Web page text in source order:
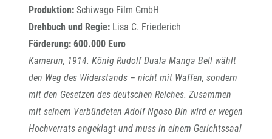
Produktion: Schiwago Film GmbH
Drehbuch und Regie: Lisa C. Friederich
Förderung: 600.000 Euro
Kamerun, 1914. König Rudolf Duala Manga Bell wählt
den Weg des Widerstands – nicht mit Waffen, sondern
mit den Gesetzen des deutschen Reiches. Zusammen
mit seinem Verbündeten Adolf Ngoso Din wird er wegen
Hochverrats angeklagt und muss in einem Gerichtssaal